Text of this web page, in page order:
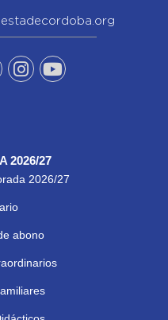
2026/27
2026/27
abono